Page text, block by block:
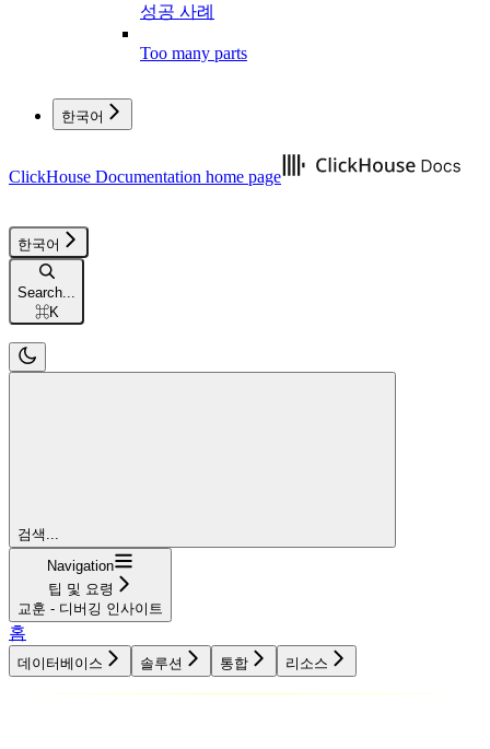
성공 사례
Too many parts
한국어
ClickHouse Documentation home page
한국어
Search...
⌘K
검색...
Navigation
팁 및 요령
교훈 - 디버깅 인사이트
홈
데이터베이스 솔루션 통합 리소스